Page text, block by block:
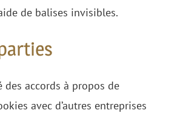
de balises invisibles.
des accords à propos de
avec d’autres entreprises